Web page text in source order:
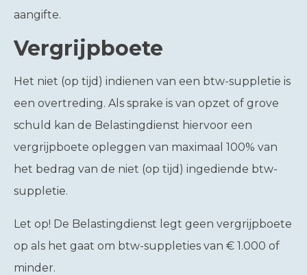
aangifte.
Vergrijpboete
Het niet (op tijd) indienen van een btw-suppletie is
een overtreding. Als sprake is van opzet of grove
schuld kan de Belastingdienst hiervoor een
vergrijpboete opleggen van maximaal 100% van
het bedrag van de niet (op tijd) ingediende btw-
suppletie.
Let op! De Belastingdienst legt geen vergrijpboete
op als het gaat om btw-suppleties van € 1.000 of
minder.